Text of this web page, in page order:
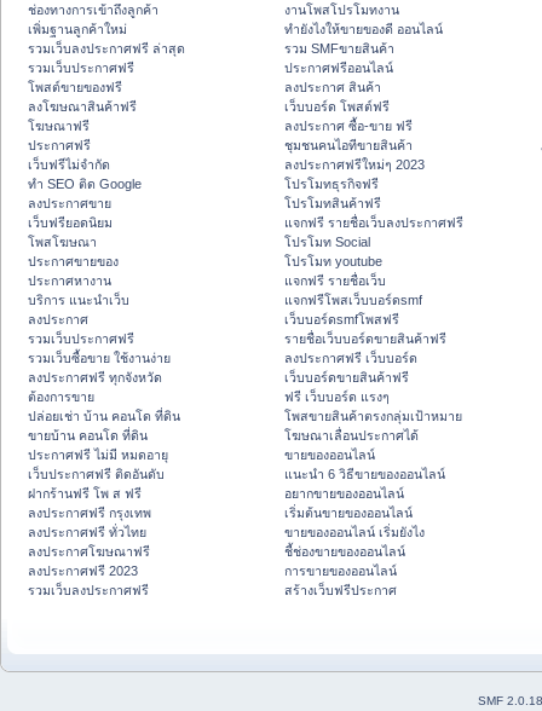
ช่องทางการเข้าถึงลูกค้า
เพิ่มฐานลูกค้าใหม่
รวมเว็บลงประกาศฟรี ล่าสุด
รวมเว็บประกาศฟรี
โพสต์ขายของฟรี
ลงโฆษณาสินค้าฟรี
โฆษณาฟรี
ประกาศฟรี
เว็บฟรีไม่จำกัด
ทำ SEO ติด Google
ลงประกาศขาย
เว็บฟรียอดนิยม
โพสโฆษณา
ประกาศขายของ
ประกาศหางาน
บริการ แนะนำเว็บ
ลงประกาศ
รวมเว็บประกาศฟรี
รวมเว็บซื้อขาย ใช้งานง่าย
ลงประกาศฟรี ทุกจังหวัด
ต้องการขาย
ปล่อยเช่า บ้าน คอนโด ที่ดิน
ขายบ้าน คอนโด ที่ดิน
ประกาศฟรี ไม่มี หมดอายุ
เว็บประกาศฟรี ติดอันดับ
ฝากร้านฟรี โพ ส ฟรี
ลงประกาศฟรี กรุงเทพ
ลงประกาศฟรี ทั่วไทย
ลงประกาศโฆษณาฟรี
ลงประกาศฟรี 2023
รวมเว็บลงประกาศฟรี
งานโพสโปรโมทงาน
ทํายังไงให้ขายของดี ออนไลน์
รวม SMFขายสินค้า
ประกาศฟรีออนไลน์
ลงประกาศ สินค้า
เว็บบอร์ด โพสต์ฟรี
ลงประกาศ ซื้อ-ขาย ฟรี
ชุมชนคนไอทีขายสินค้า
ลงประกาศฟรีใหม่ๆ 2023
โปรโมทธุรกิจฟรี
โปรโมทสินค้าฟรี
แจกฟรี รายชื่อเว็บลงประกาศฟรี
โปรโมท Social
โปรโมท youtube
แจกฟรี รายชื่อเว็บ
แจกฟรีโพสเว็บบอร์ดsmf
เว็บบอร์ดsmfโพสฟรี
รายชื่อเว็บบอร์ดขายสินค้าฟรี
ลงประกาศฟรี เว็บบอร์ด
เว็บบอร์ดขายสินค้าฟรี
ฟรี เว็บบอร์ด แรงๆ
โพสขายสินค้าตรงกลุ่มเป้าหมาย
โฆษณาเลื่อนประกาศได้
ขายของออนไลน์
แนะนำ 6 วิธีขายของออนไลน์
อยากขายของออนไลน์
เริ่มต้นขายของออนไลน์
ขายของออนไลน์ เริ่มยังไง
ชี้ช่องขายของออนไลน์
การขายของออนไลน์
สร้างเว็บฟรีประกาศ
SMF 2.0.18